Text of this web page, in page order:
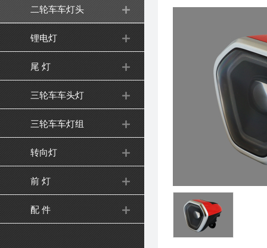
二轮车车灯头
锂电灯
尾 灯
三轮车车头灯
三轮车车灯组
转向灯
前 灯
配 件